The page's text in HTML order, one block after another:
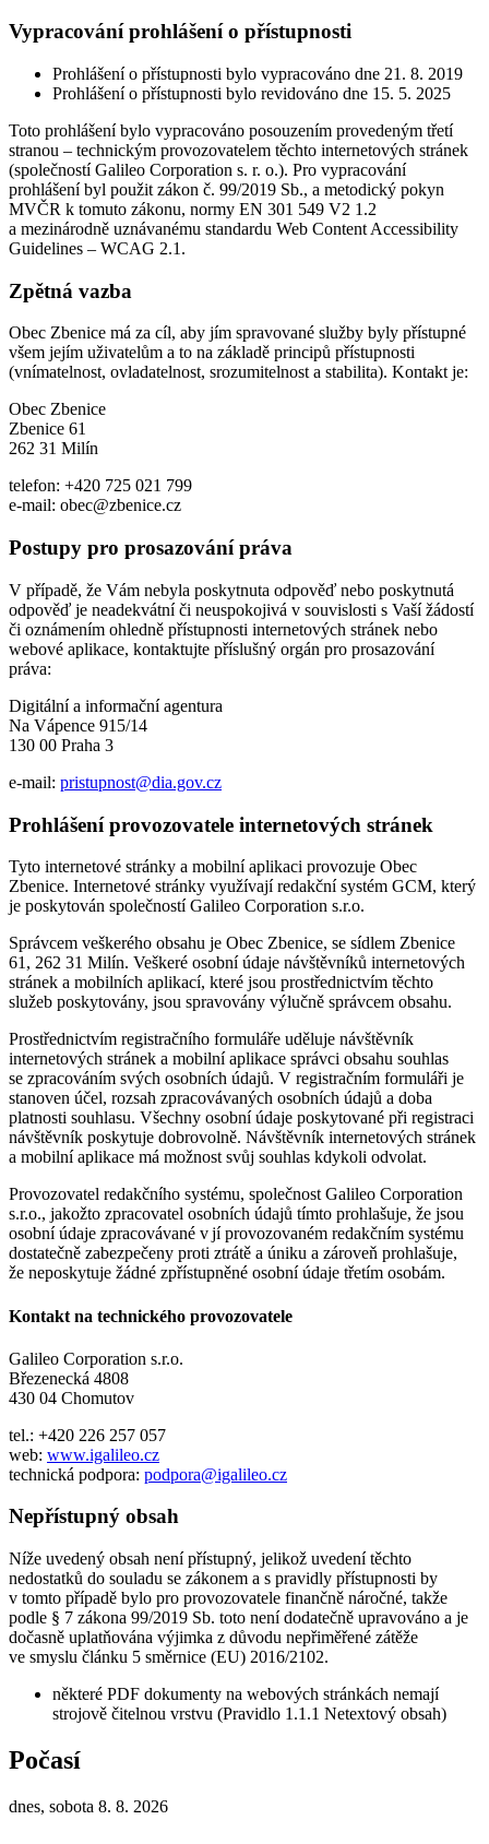
Vypracování prohlášení o přístupnosti
Prohlášení o přístupnosti bylo vypracováno dne 21. 8. 2019
Prohlášení o přístupnosti bylo revidováno dne 15. 5. 2025
Toto prohlášení bylo vypracováno posouzením provedeným třetí
stranou – technickým provozovatelem těchto internetových stránek
(společností Galileo Corporation s. r. o.). Pro vypracování
prohlášení byl použit zákon č. 99/2019 Sb., a metodický pokyn
MVČR k tomuto zákonu, normy EN 301 549 V2 1.2
a mezinárodně uznávanému standardu Web Content Accessibility
Guidelines – WCAG 2.1.
Zpětná vazba
Obec Zbenice má za cíl, aby jím spravované služby byly přístupné
všem jejím uživatelům a to na základě principů přístupnosti
(vnímatelnost, ovladatelnost, srozumitelnost a stabilita). Kontakt je:
Obec Zbenice
Zbenice 61
262 31 Milín
telefon: +420 725 021 799
e-mail: obec@zbenice.cz
Postupy pro prosazování práva
V případě, že Vám nebyla poskytnuta odpověď nebo poskytnutá
odpověď je neadekvátní či neuspokojivá v souvislosti s Vaší žádostí
či oznámením ohledně přístupnosti internetových stránek nebo
webové aplikace, kontaktujte příslušný orgán pro prosazování
práva:
Digitální a informační agentura
Na Vápence 915/14
130 00 Praha 3
e-mail: pristupnost@dia.gov.cz
Prohlášení provozovatele internetových stránek
Tyto internetové stránky a mobilní aplikaci provozuje Obec
Zbenice. Internetové stránky využívají redakční systém GCM, který
je poskytován společností Galileo Corporation s.r.o.
Správcem veškerého obsahu je Obec Zbenice, se sídlem Zbenice
61, 262 31 Milín. Veškeré osobní údaje návštěvníků internetových
stránek a mobilních aplikací, které jsou prostřednictvím těchto
služeb poskytovány, jsou spravovány výlučně správcem obsahu.
Prostřednictvím registračního formuláře uděluje návštěvník
internetových stránek a mobilní aplikace správci obsahu souhlas
se zpracováním svých osobních údajů. V registračním formuláři je
stanoven účel, rozsah zpracovávaných osobních údajů a doba
platnosti souhlasu. Všechny osobní údaje poskytované při registraci
návštěvník poskytuje dobrovolně. Návštěvník internetových stránek
a mobilní aplikace má možnost svůj souhlas kdykoli odvolat.
Provozovatel redakčního systému, společnost Galileo Corporation
s.r.o., jakožto zpracovatel osobních údajů tímto prohlašuje, že jsou
osobní údaje zpracovávané v jí provozovaném redakčním systému
dostatečně zabezpečeny proti ztrátě a úniku a zároveň prohlašuje,
že neposkytuje žádné zpřístupněné osobní údaje třetím osobám.
Kontakt na technického provozovatele
Galileo Corporation s.r.o.
Březenecká 4808
430 04 Chomutov
tel.: +420 226 257 057
web: www.igalileo.cz
technická podpora: podpora@igalileo.cz
Nepřístupný obsah
Níže uvedený obsah není přístupný, jelikož uvedení těchto
nedostatků do souladu se zákonem a s pravidly přístupnosti by
v tomto případě bylo pro provozovatele finančně náročné, takže
podle § 7 zákona 99/2019 Sb. toto není dodatečně upravováno a je
dočasně uplatňována výjimka z důvodu nepřiměřené zátěže
ve smyslu článku 5 směrnice (EU) 2016/2102.
některé PDF dokumenty na webových stránkách nemají
strojově čitelnou vrstvu (Pravidlo 1.1.1 Netextový obsah)
Počasí
dnes, sobota 8. 8. 2026